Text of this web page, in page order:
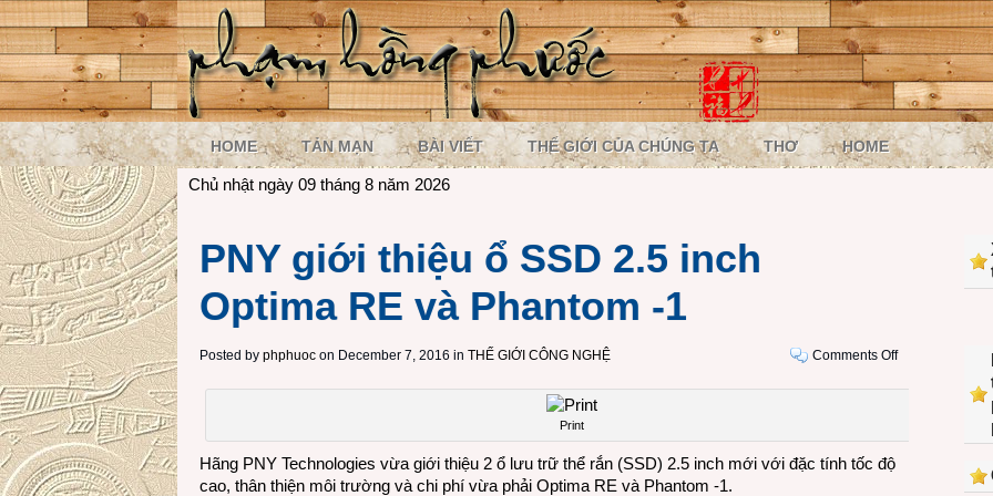
HOME TẢN MẠN BÀI VIẾT THẾ GIỚI CỦA CHÚNG TA THƠ HOME
Chủ nhật ngày 09 tháng 8 năm 2026
PNY giới thiệu ổ SSD 2.5 inch
Optima RE và Phantom -1
Posted by phphuoc on December 7, 2016 in THẾ GIỚI CÔNG NGHỆ Comments Offon
ổ
Print
Hãng PNY Technologies vừa giới thiệu 2 ổ lưu trữ thể rắn (SSD) 2.5 inch mới với đặc tính tốc độ
cao, thân thiện môi trường và chi phí vừa phải Optima RE và Phantom -1.